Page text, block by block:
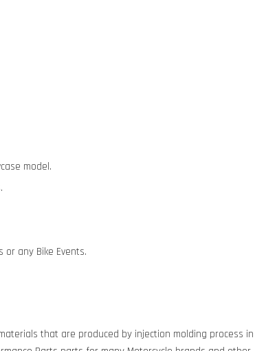
model.
any Bike Events.
that are produced by injection molding process in